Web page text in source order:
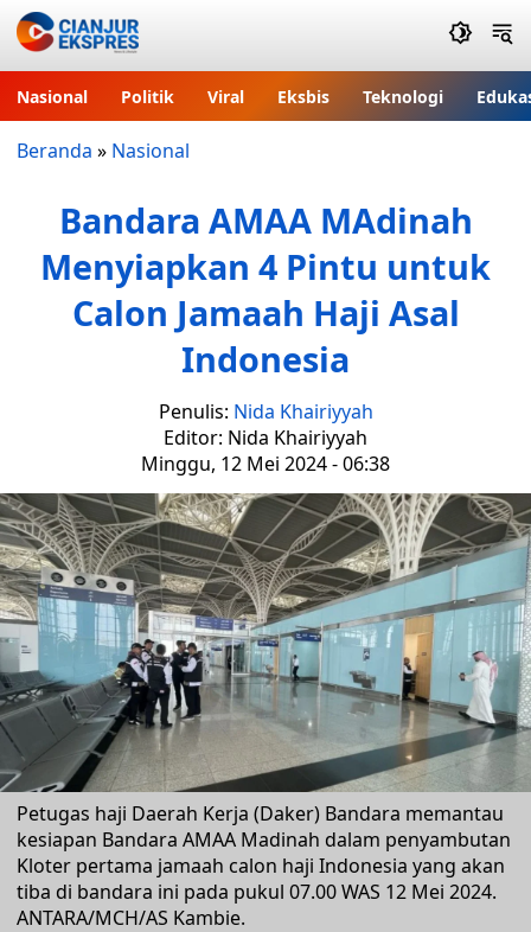
Nasional Politik Viral Eksbis Teknologi
Beranda » Nasional
Bandara AMAA MAdinah
Menyiapkan 4 Pintu untuk
Calon Jamaah Haji Asal
Indonesia
Penulis: Nida Khairiyyah
Editor: Nida Khairiyyah
Minggu, 12 Mei 2024 - 06:38
Petugas haji Daerah Kerja (Daker) Bandara memantau
kesiapan Bandara AMAA Madinah dalam penyambutan
Kloter pertama jamaah calon haji Indonesia yang akan
tiba di bandara ini pada pukul 07.00 WAS 12 Mei 2024.
ANTARA/MCH/AS Kambie.